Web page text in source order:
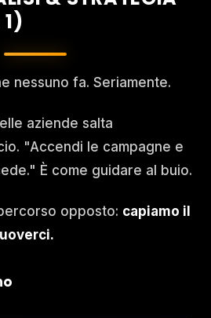
nessuno fa. Seriamente.
aziende salta
"Accendi le campagne e
È come guidare al buio.
opposto: capiamo il